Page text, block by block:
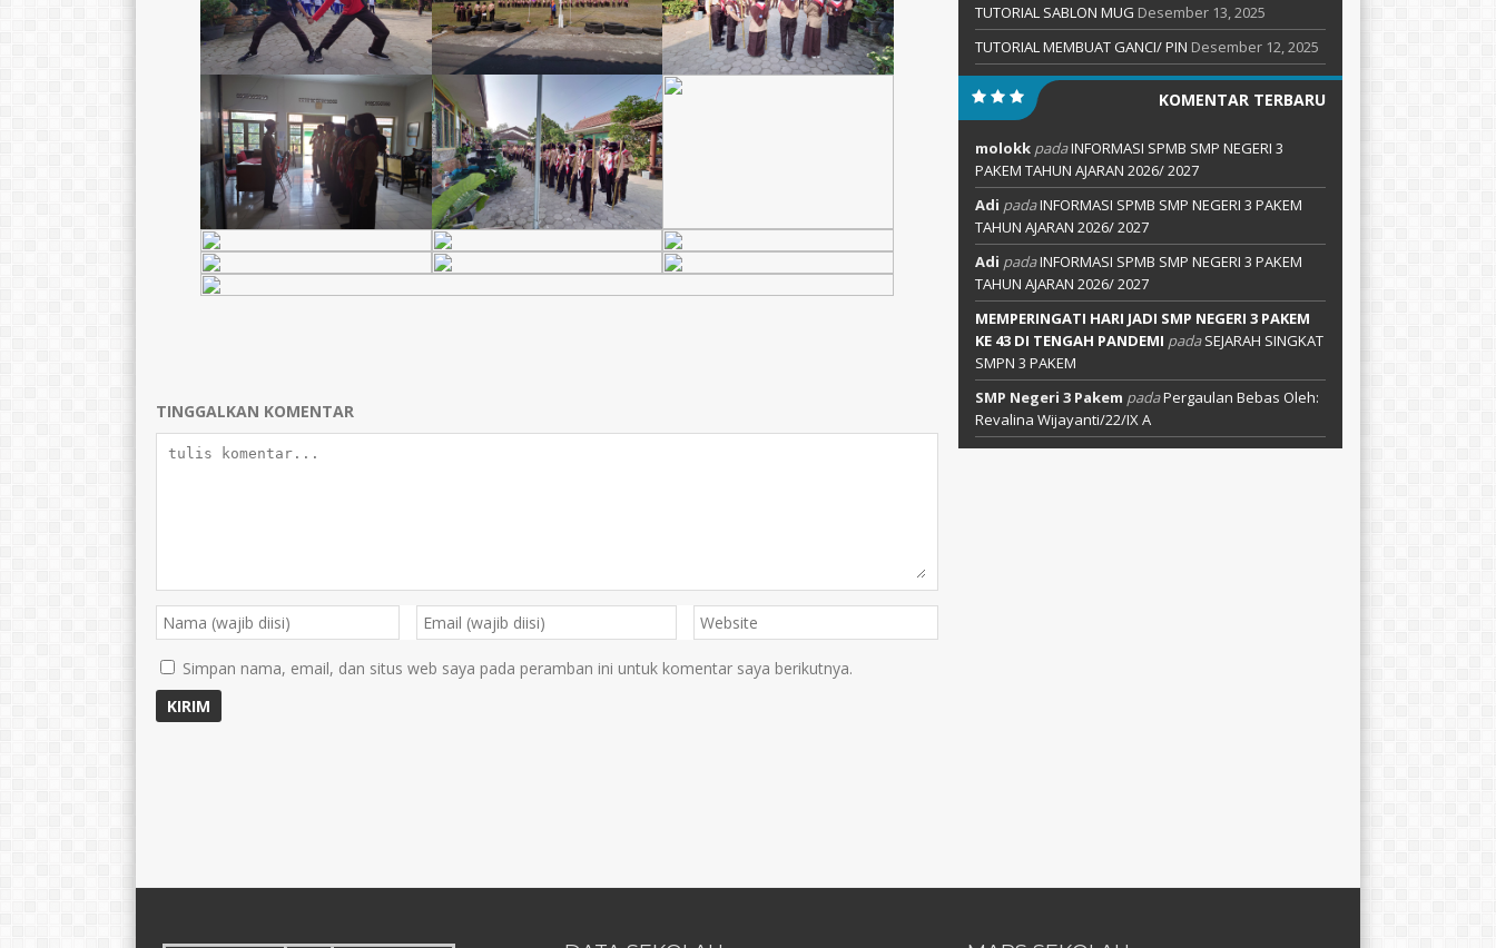
TINGGALKAN KOMENTAR
Simpan nama, email, dan situs web saya pada peramban ini untuk komentar saya berikutnya.
TUTORIAL SABLON MUG Desember 13, 2025
TUTORIAL MEMBUAT GANCI/ PIN Desember 12, 2025
KOMENTAR TERBARU
molokkpadaINFORMASI SPMB SMP NEGERI 3
PAKEM TAHUN AJARAN 2026/ 2027
Adi padaINFORMASI SPMB SMP NEGERI 3 PAKEM
TAHUN AJARAN 2026/ 2027
Adi padaINFORMASI SPMB SMP NEGERI 3 PAKEM
TAHUN AJARAN 2026/ 2027
MEMPERINGATI HARI JADI SMP NEGERI 3 PAKEM
KE 43 DI TENGAH PANDEMI padaSEJARAH SINGKAT
SMPN 3 PAKEM
SMP Negeri 3 Pakem padaPergaulan Bebas Oleh:
Revalina Wijayanti/22/IX A